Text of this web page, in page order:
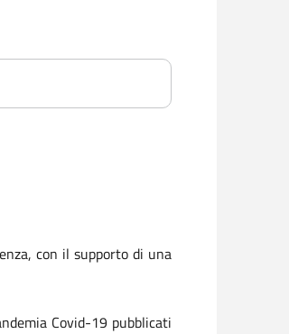
con il supporto di una
Covid-19 pubblicati